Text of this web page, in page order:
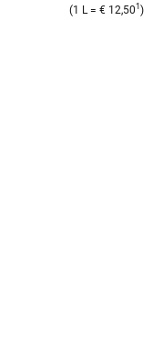
(1 L = € 12,501 )